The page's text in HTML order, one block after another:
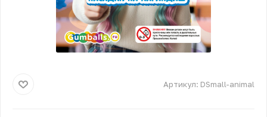
Артикул: DSmall-animal